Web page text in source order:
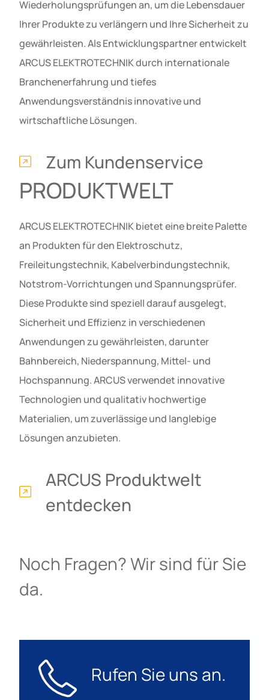
Wiederholungsprüfungen an, um die Lebensdauer
Ihrer Produkte zu verlängern und Ihre Sicherheit zu
gewährleisten. Als Entwicklungspartner entwickelt
ARCUS ELEKTROTECHNIK durch internationale
Branchenerfahrung und tiefes
Anwendungsverständnis innovative und
wirtschaftliche Lösungen.
Zum Kundenservice
PRODUKTWELT
ARCUS ELEKTROTECHNIK bietet eine breite Palette
an Produkten für den Elektroschutz,
Freileitungstechnik, Kabelverbindungstechnik,
Notstrom-Vorrichtungen und Spannungsprüfer.
Diese Produkte sind speziell darauf ausgelegt,
Sicherheit und Effizienz in verschiedenen
Anwendungen zu gewährleisten, darunter
Bahnbereich, Niederspannung, Mittel- und
Hochspannung. ARCUS verwendet innovative
Technologien und qualitativ hochwertige
Materialien, um zuverlässige und langlebige
Lösungen anzubieten.
ARCUS Produktwelt
entdecken
Noch Fragen? Wir sind für Sie
da.
Rufen Sie uns an.